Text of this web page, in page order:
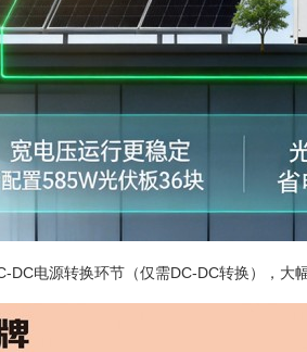
电源转换环节（仅需DC-DC转换），